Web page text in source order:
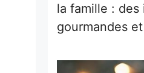
la famille : des
gourmandes